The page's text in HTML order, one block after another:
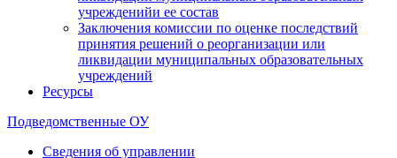
учрежденийи ее состав
Заключения комиссии по оценке последствий
принятия решений о реорганизации или
ликвидации муниципальных образовательных
учреждений
Ресурсы
Подведомственные ОУ
Сведения об управлении